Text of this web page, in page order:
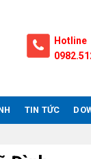
Hotline
TIN TỨC